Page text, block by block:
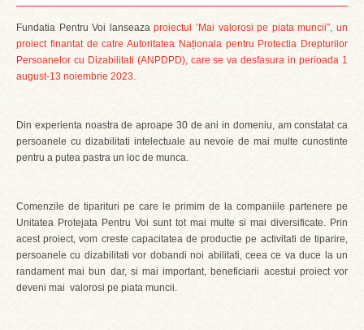
Fundatia Pentru Voi lanseazaproiectul’Mai valorosi pe piata muncii”, un
proiect finantat de catre Autoritatea Naționala pentru Protectia Drepturilor
Persoanelor cu Dizabilitati (ANPDPD), care se va desfasura in perioada 1
august-13 noiembrie 2023.
Din experienta noastra de aproape 30 de ani in domeniu, am constatat ca
persoanele cu dizabilitati intelectuale au nevoie de mai multe cunostinte
pentru a putea pastra un loc de munca.
Comenzile de tiparituri pe care le primim de la companiile partenere pe
Unitatea Protejata Pentru Voi sunt tot mai multe si mai diversificate. Prin
acest proiect, vom creste capacitatea de productie pe activitati de tiparire,
persoanele cu dizabilitati vor dobandi noi abilitati, ceea ce va duce la un
randament mai bun dar, si mai important, beneficiarii acestui proiect vor
deveni mai valorosi pe piata muncii.